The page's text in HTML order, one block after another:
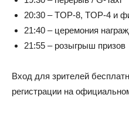
20:30 – TOP-8, TOP-4 и
21:40 – церемония
21:55 – розыгрыш призов
Вход для зрителей
регистрации на